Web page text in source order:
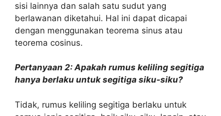
sisi lainnya dan salah satu sudut yang
berlawanan diketahui. Hal ini dapat dicapai
dengan menggunakan teorema sinus atau
teorema cosinus.
Pertanyaan 2: Apakah rumus keliling segitiga
hanya berlaku untuk segitiga siku-siku?
Tidak, rumus keliling segitiga berlaku untuk